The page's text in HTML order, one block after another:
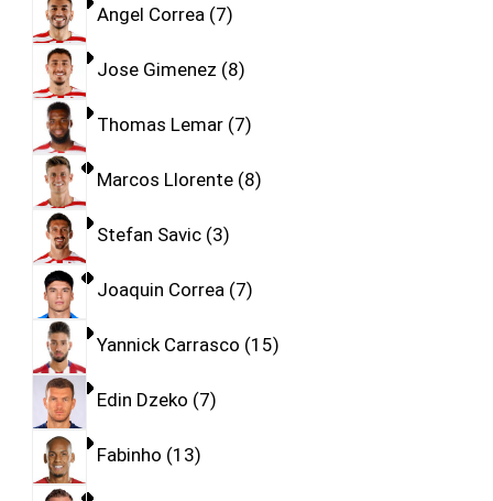
Angel Correa 7
Jose Gimenez 8
Thomas Lemar 7
Marcos Llorente 8
Stefan Savic 3
Joaquin Correa 7
Yannick Carrasco 15
Edin Dzeko 7
Fabinho 13